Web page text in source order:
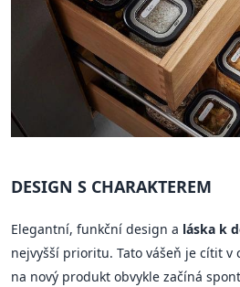
DESIGN S CHARAKTEREM
Elegantní, funkční design a láska k
nejvyšší prioritu. Tato vášeň je cítit v
na nový produkt obvykle začíná